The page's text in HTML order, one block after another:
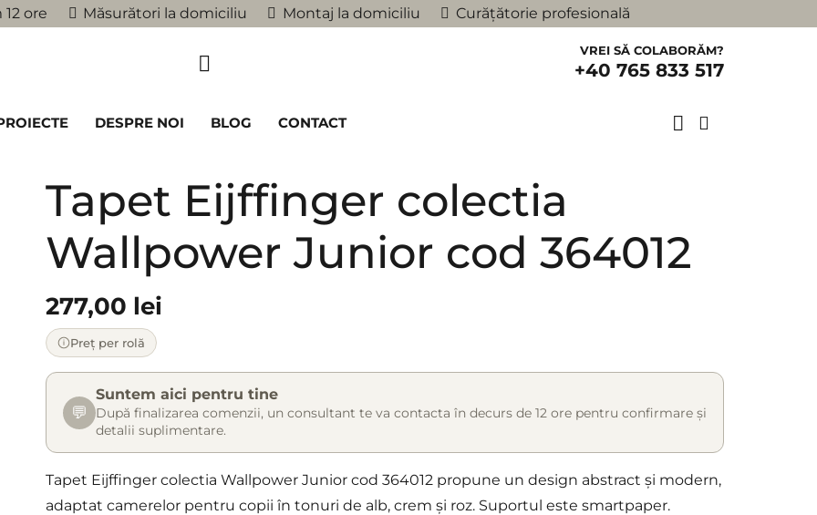
ore Măsurători la domiciliu Montaj la domiciliu Curățătorie profesională
VREI SĂ COLABORĂM?
+40 765 833 517
DESPRE NOI BLOG CONTACT
Tapet Eijffinger colectia
Wallpower Junior cod 364012
277,00 lei
Preț per rolă
💬
Suntem aici pentru tine
După finalizarea comenzii, un consultant te va contacta în decurs de 12 ore pentru confirmare și
detalii suplimentare.
Tapet Eijffinger colectia Wallpower Junior cod 364012 propune un design abstract și modern,
adaptat camerelor pentru copii în tonuri de alb, crem și roz. Suportul este smartpaper.